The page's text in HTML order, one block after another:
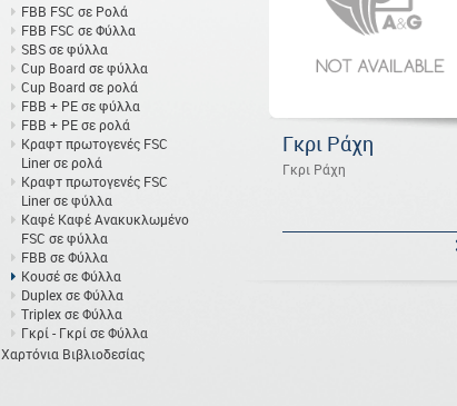
FBB FSC σε Ρολά
FBB FSC σε Φύλλα
SBS σε φύλλα
Cup Board σε φύλλα
Cup Board σε ρολά
FBB + PE σε φύλλα
FBB + PE σε ρολά
Κραφτ πρωτογενές FSC
Liner σε ρολά
Κραφτ πρωτογενές FSC
Liner σε φύλλα
Καφέ Καφέ Ανακυκλωμένο
FSC σε φύλλα
FBB σε Φύλλα
Κουσέ σε Φύλλα
Duplex σε Φύλλα
Triplex σε Φύλλα
Γκρί - Γκρί σε Φύλλα
Χαρτόνια Βιβλιοδεσίας
Γκρι Ράχη
Γκρι Ράχη